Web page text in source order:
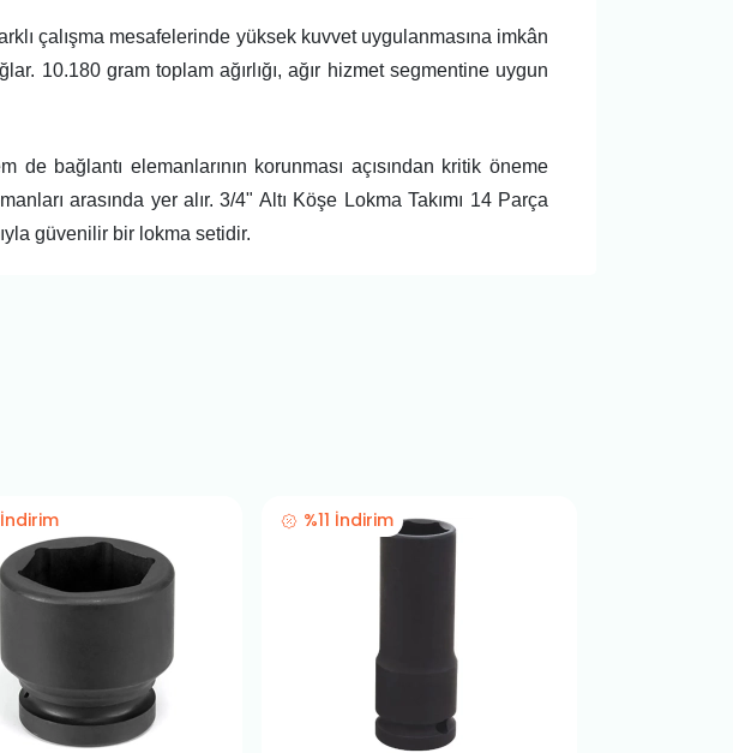
çalışma mesafelerinde yüksek kuvvet uygulanmasına imkân
10.180 gram toplam ağırlığı, ağır hizmet segmentine uygun
de bağlantı elemanlarının korunması açısından kritik öneme
arasında yer alır. 3/4" Altı Köşe Lokma Takımı 14 Parça
güvenilir bir lokma setidir.
İndirim %11 İndirim